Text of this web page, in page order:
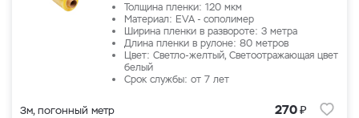
Толщина пленки: 120 мкм
Материал: EVA - сополимер
Ширина пленки в развороте: 3 метра
Длина пленки в рулоне: 80 метров
Цвет: Светло-желтый, Светоотражающая цвет
белый
Срок службы: от 7 лет
3м, погонный метр 270₽